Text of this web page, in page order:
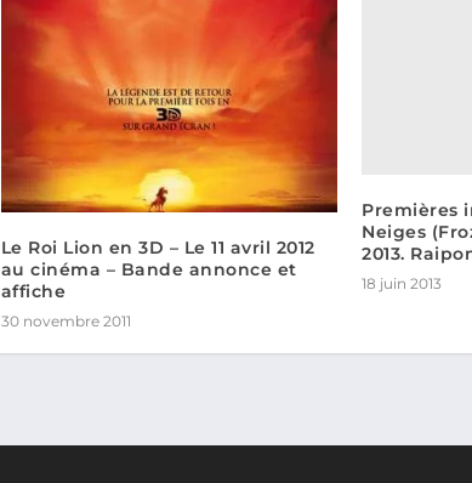
Le Roi Lion en 3D – Le 11 avril 2012
au cinéma – Bande annonce et
affiche
30 novembre 2011
Premières
Neiges
2013.
18 juin 2013